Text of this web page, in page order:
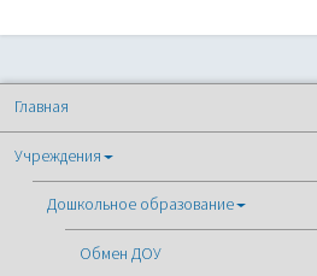
Главная
Учреждения
Дошкольное образование
Обмен ДОУ